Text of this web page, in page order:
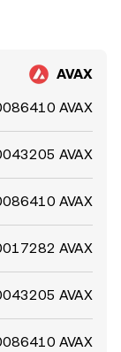
AVAX
AVAX
AVAX
AVAX
AVAX
AVAX
AVAX